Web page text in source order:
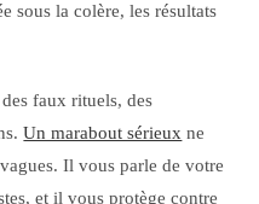
sous la colère, les résultats
faux rituels, des
Un marabout sérieux ne
Il vous parle de votre
et il vous protège contre